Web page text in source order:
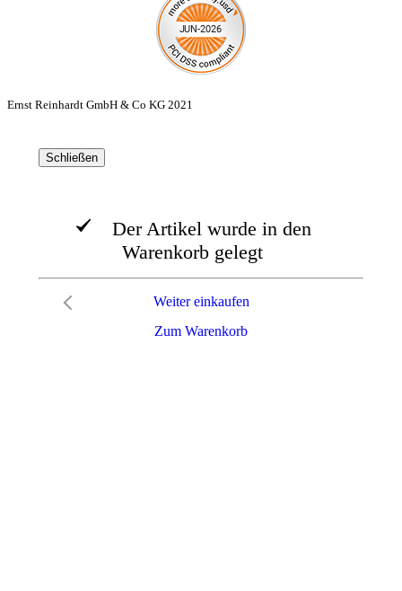
Ernst Reinhardt GmbH & Co KG 2021
Schließen
Der Artikel wurde in den
Warenkorb gelegt
Zum Warenkorb
Weiter einkaufen